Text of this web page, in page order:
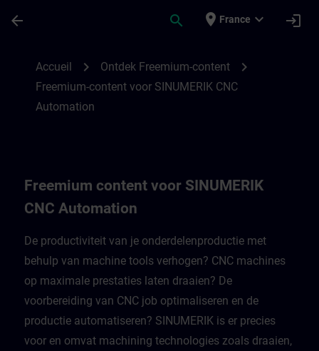
arrow_back search place France expand_more login
Accueil chevron_right Ontdek Freemium-content chevron_right
Freemium-content voor SINUMERIK CNC
Automation
Freemium content voor SINUMERIK
CNC Automation
De productiviteit van je onderdelenproductie met
behulp van machine tools verhogen? CNC machines
op maximale prestaties laten draaien? De
voorbereiding van CNC job optimaliseren en de
productie automatiseren? SINUMERIK is er precies
voor en omvat machining technologies zoals draaien,